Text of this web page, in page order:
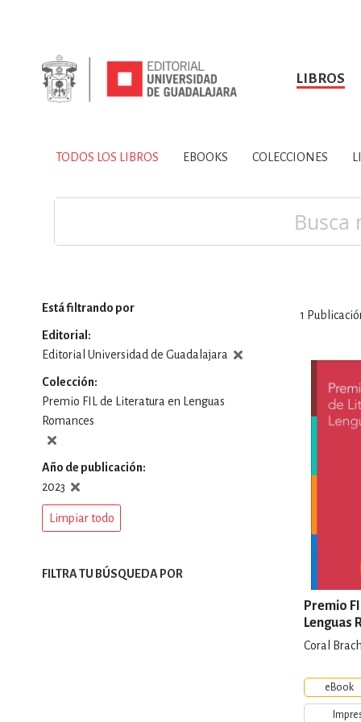
LIBROS
TODOS LOS LIBROS
SOBRE NOSOTROS HISTORIA
CIENCIAS DE LA
DEPORTES Y
ESTILOS DE
INFANTILES,
TODOS LOS LIBROS EBOOKS COLECCIONES
1
Premio
Lenguas
Coral
eBook
Está filtrando por
Editorial
Editorial Universidad de Guadalajara
Colección
Premio FIL de Literatura en Lenguas
Romances
Año de publicación
2023
Limpiar todo
FILTRA TU BÚSQUEDA POR